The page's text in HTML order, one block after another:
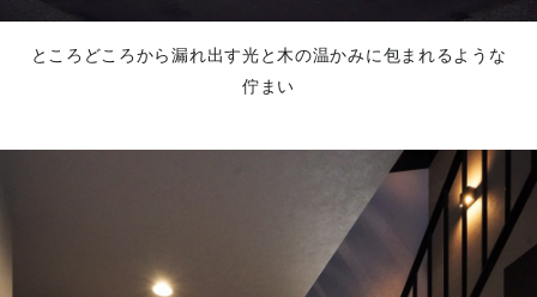
ところどころから漏れ出す光と木の温かみに包まれるような
佇まい